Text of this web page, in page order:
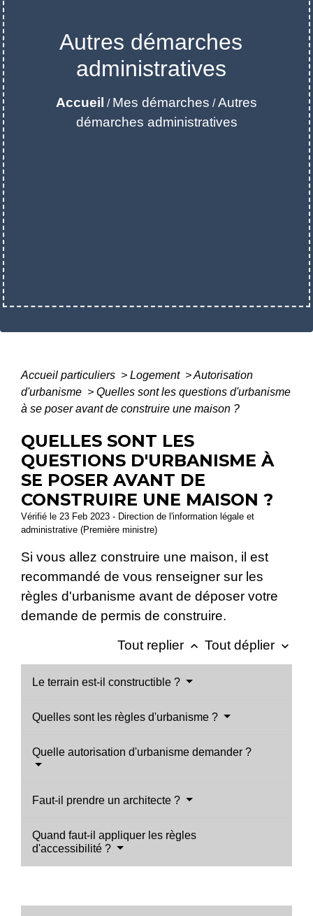
Autres démarches
administratives
Accueil / Mes démarches /Autres
démarches administratives
Accueil particuliers > Logement >Autorisation
d'urbanisme > Quelles sont les questions d'urbanisme
à se poser avant de construire une maison ?
QUELLES SONT LES
QUESTIONS D'URBANISME À
SE POSER AVANT DE
CONSTRUIRE UNE MAISON ?
Vérifié le 23 Feb 2023 - Direction de l'information légale et
administrative (Première ministre)
Si vous allez construire une maison, il est
recommandé de vous renseigner sur les
règles d'urbanisme avant de déposer votre
demande de permis de construire.
Tout replier keyboard_arrow_up Tout déplier keyboard_arrow_down
Le terrain est-il constructible ?
Quelles sont les règles d'urbanisme ?
Quelle autorisation d'urbanisme demander ?
Faut-il prendre un architecte ?
Quand faut-il appliquer les règles
d'accessibilité ?